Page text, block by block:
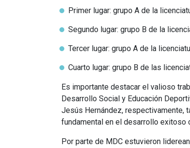
Primer lugar: grupo A de la
Segundo lugar: grupo B de la
Tercer lugar: grupo A de la
Cuarto lugar: grupo B de las
Es importante destacar el valioso
Desarrollo Social y Educación
Jesús Hernández, respectivamente,
fundamental en el desarrollo exitoso
Por parte de MDC estuvieron